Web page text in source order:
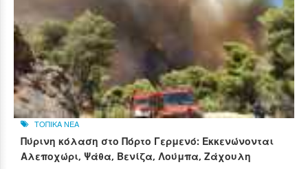
ΤΟΠΙΚΑ ΝΕΑ
Πύρινη κόλαση στο Πόρτο Γερμενό: Εκκενώνονται
Αλεποχώρι, Ψάθα, Βενίζα, Λούμπα, Ζάχουλη